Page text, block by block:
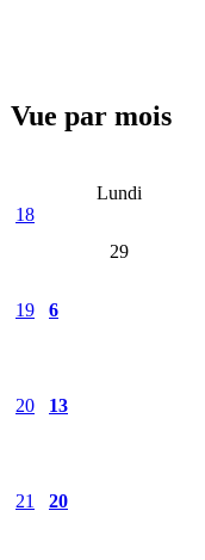
Vue par mois
Lundi
18
29
19 6
20 13
21 20